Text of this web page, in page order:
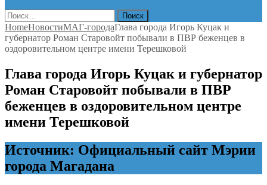
Найти:
HomeНовостиМАГ-городаГлава города Игорь Куцак и
губернатор Роман Старовойт побывали в ПВР беженцев в
оздоровительном центре имени Терешковой
Глава города Игорь Куцак и губернатор
Роман Старовойт побывали в ПВР
беженцев в оздоровительном центре
имени Терешковой
Источник: Официальный сайт Мэрии
города Магадана